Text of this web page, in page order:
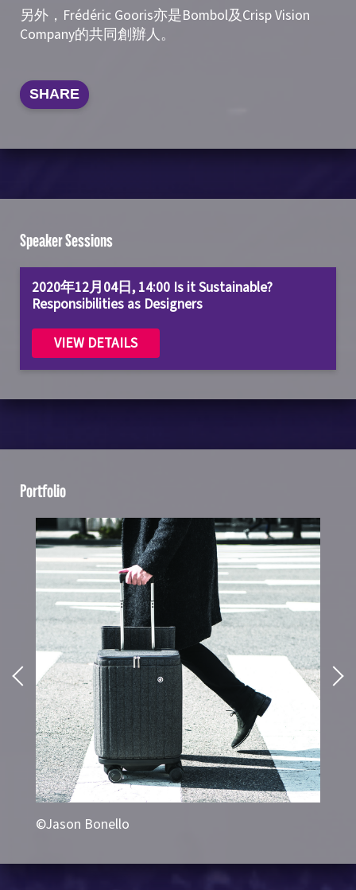
另外，Frédéric Gooris亦是Bombol及Crisp Vision
Company的共同創辦人。
SHARE
Speaker Sessions
2020年12月04日, 14:00 Is it Sustainable?
Responsibilities as Designers
VIEW DETAILS
Portfolio
©Jason Bonello